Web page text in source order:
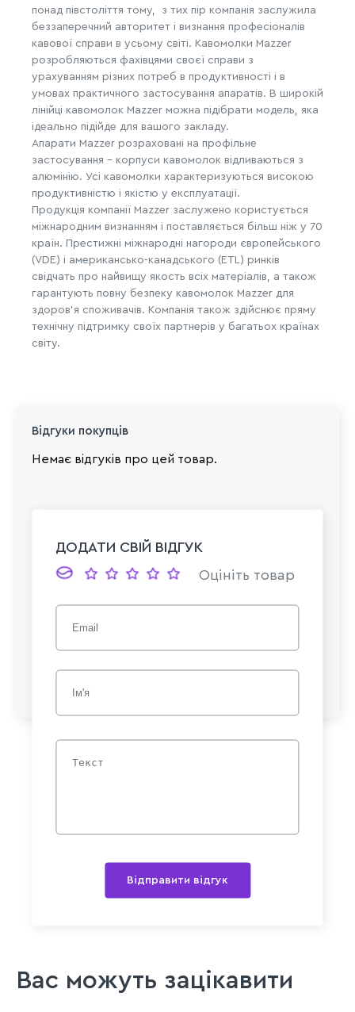
понад півстоліття тому, з тих пір компанія заслужила
беззаперечний авторитет і визнання професіоналів
кавової справи в усьому світі. Кавомолки Mazzer
розробляються фахівцями своєї справи з
урахуванням різних потреб в продуктивності і в
умовах практичного застосування апаратів. В широкій
лінійці кавомолок Mazzer можна підібрати модель, яка
ідеально підійде для вашого закладу.
Апарати Mazzer розраховані на профільне
застосування - корпуси кавомолок відливаються з
алюмінію. Усі кавомолки характеризуються високою
продуктивністю і якістю у експлуатації.
Продукція компанії Mazzer заслужено користується
міжнародним визнанням і поставляється більш ніж у 70
країн. Престижні міжнародні нагороди європейського
(VDE) і американсько-канадського (ETL) ринків
свідчать про найвищу якость всіх матеріалів, а також
гарантують повну безпеку кавомолок Mazzer для
здоров'я споживачів. Компанія також здійснює пряму
технічну підтримку своїх партнерів у багатьох країнах
світу.
Відгуки покупців
Немає відгуків про цей товар.
ДОДАТИ СВІЙ ВІДГУК
Оцініть товар
Відправити відгук
Вас можуть зацікавити